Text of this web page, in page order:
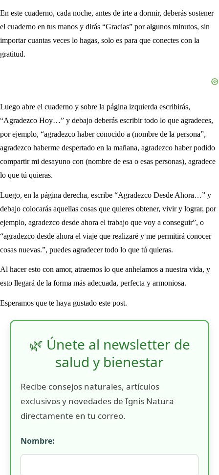
En este cuaderno, cada noche, antes de irte a dormir, deberás sostener
el cuaderno en tus manos y dirás “Gracias” por algunos minutos, sin
importar cuantas veces lo hagas, solo es para que conectes con la
gratitud.
Luego abre el cuaderno y sobre la página izquierda escribirás,
“Agradezco Hoy…” y debajo deberás escribir todo lo que agradeces,
por ejemplo, “agradezco haber conocido a (nombre de la persona”,
agradezco haberme despertado en la mañana, agradezco haber podido
compartir mi desayuno con (nombre de esa o esas personas), agradece
lo que tú quieras.
Luego, en la página derecha, escribe “Agradezco Desde Ahora…” y
debajo colocarás aquellas cosas que quieres obtener, vivir y lograr, por
ejemplo, agradezco desde ahora el trabajo que voy a conseguir”, o
“agradezco desde ahora el viaje que realizaré y me permitirá conocer
cosas nuevas.”, puedes agradecer todo lo que tú quieras.
Al hacer esto con amor, atraemos lo que anhelamos a nuestra vida, y
esto llegará de la forma más adecuada, perfecta y armoniosa.
Esperamos que te haya gustado este post.
🌿 Únete al newsletter de
salud y bienestar
Recibe consejos naturales, artículos
exclusivos y novedades de Ignis Natura
directamente en tu correo.
Nombre: